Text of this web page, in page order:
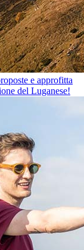
e approfitta
del Luganese!